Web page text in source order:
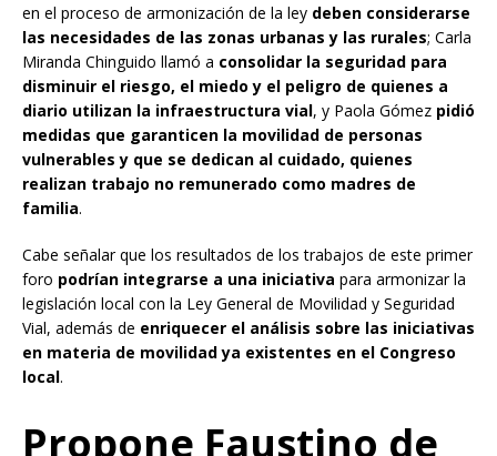
en el proceso de armonización de la ley deben considerarse
las necesidades de las zonas urbanas y las rurales; Carla
Miranda Chinguido llamó a consolidar la seguridad para
disminuir el riesgo, el miedo y el peligro de quienes a
diario utilizan la infraestructura vial, y Paola Gómez pidió
medidas que garanticen la movilidad de personas
vulnerables y que se dedican al cuidado, quienes
realizan trabajo no remunerado como madres de
familia.
​Cabe señalar que los resultados de los trabajos de este primer
foro podrían integrarse a una iniciativa para armonizar la
legislación local con la Ley General de Movilidad y Seguridad
Vial, además de enriquecer el análisis sobre las iniciativas
en materia de movilidad ya existentes en el Congreso
local.
Propone Faustino de